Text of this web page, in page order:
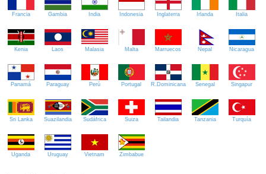
Francia Gambia India Indonesia Inglaterra Irlanda Italia
Kenia Laos Malasia Malta Marruecos Nepal Nicaragua
Panamá Paraguay Perú Portugal R.Dominicana Senegal Singapur
Sri Lanka Suazilandia Sudáfrica Suiza Tailandia Tanzania Turquía
Uganda Uruguay Vietnam Zimbabue